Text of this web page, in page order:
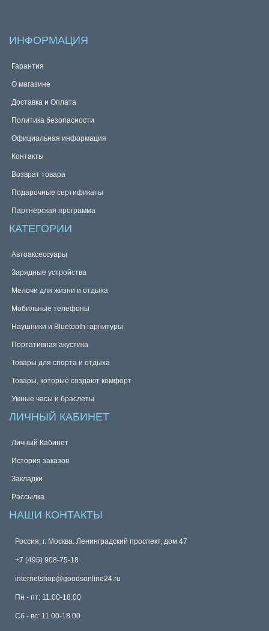
ИНФОРМАЦИЯ
Гарантия
О магазине
Доставка и Оплата
Политика безопасности
Официальная информация
Контакты
Возврат товара
Подарочные сертификаты
Партнерская программа
КАТЕГОРИИ
Автоаксессуары
Зарядные устройства
Мелочи для жизни и отдыха
Мобильные телефоны
Наушники и Bluetooth гарнитуры
Портативная акустика
Товары для спорта и отдыха
Товары, которые создают комфорт
Умные часы и браслеты
ЛИЧНЫЙ КАБИНЕТ
Личный Кабинет
История заказов
Закладки
Рассылка
НАШИ КОНТАКТЫ
Россия, г. Москва. Ленинградский проспект, дом 47
+7 (495) 908-75-18
internetshop@goodsonline24.ru
Пн - пт: 11.00-18.00
Сб - вс: 11.00-18.00